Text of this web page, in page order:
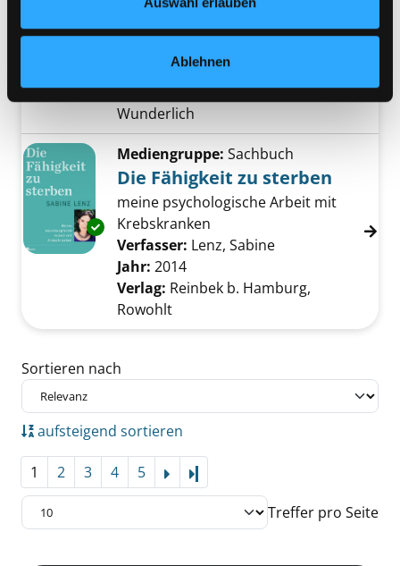
Ablehnen
Exemplar-Details von Und Gott sprach: Du
Roman
2015
Verlag:Reinbek b. Hamb.,
Wunderlich
Exemplar-Details von Die Fähigkeit zu
Mediengruppe: Sachbuch
Die Fähigkeit zu sterben
meine psychologische Arbeit mit
Krebskranken
Verfasser: Lenz, Sabine
Jahr: 2014
Verlag: Reinbek b. Hamburg,
Rowohlt
Zu den Suchfiltern springen
Sortieren nach
aufsteigend sortieren
1 2 3 4 5
Treffer pro Seite